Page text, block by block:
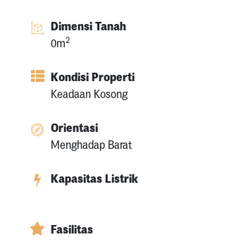
Dimensi Tanah
0m2
Kondisi Properti
Keadaan Kosong
Orientasi
Menghadap Barat
Kapasitas Listrik
Fasilitas